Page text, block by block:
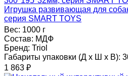
Игрушка развивающая для
серия SMART TOYS
Вес: 1000 г
Состав: МДФ
Бренд: Triol
Габариты упаковки (Д х Ш х В):
1 863 ₽